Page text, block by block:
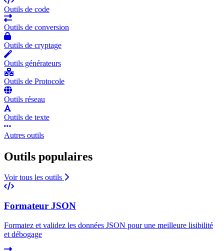
Outils de code
Outils de conversion
Outils de cryptage
Outils générateurs
Outils de Protocole
Outils réseau
Outils de texte
Autres outils
Outils populaires
Voir tous les outils
Formateur JSON
Formatez et validez les données JSON pour une meilleure lisibilité
et débogage